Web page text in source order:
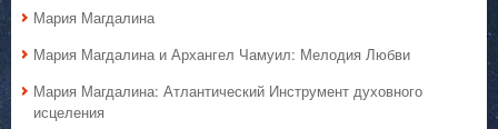
Мария Магдалина
Мария Магдалина и Архангел Чамуил: Мелодия Любви
Мария Магдалина: Атлантический Инструмент духовного
исцеления